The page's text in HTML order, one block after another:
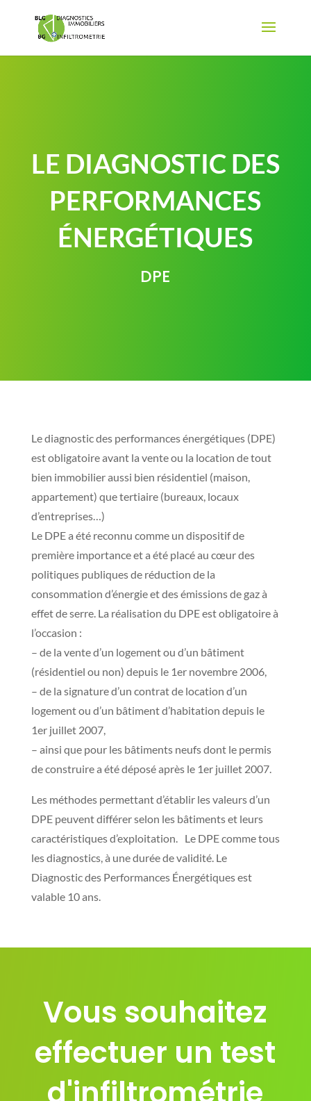
LE DIAGNOSTIC DES
PERFORMANCES
ÉNERGÉTIQUES
DPE
Le diagnostic des performances énergétiques (DPE)
est obligatoire avant la vente ou la location de tout
bien immobilier aussi bien résidentiel (maison,
appartement) que tertiaire (bureaux, locaux
d’entreprises…)
Le DPE a été reconnu comme un dispositif de
première importance et a été placé au cœur des
politiques publiques de réduction de la
consommation d’énergie et des émissions de gaz à
effet de serre. La réalisation du DPE est obligatoire à
l’occasion :
– de la vente d’un logement ou d’un bâtiment
(résidentiel ou non) depuis le 1er novembre 2006,
– de la signature d’un contrat de location d’un
logement ou d’un bâtiment d’habitation depuis le
1er juillet 2007,
– ainsi que pour les bâtiments neufs dont le permis
de construire a été déposé après le 1er juillet 2007.
Les méthodes permettant d’établir les valeurs d’un
DPE peuvent différer selon les bâtiments et leurs
caractéristiques d’exploitation. Le DPE comme tous
les diagnostics, à une durée de validité. Le
Diagnostic des Performances Énergétiques est
valable 10 ans.
Vous souhaitez
effectuer un test